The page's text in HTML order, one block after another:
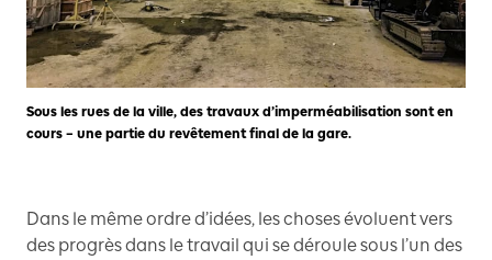
Sous les rues de la ville, des travaux d’imperméabilisation sont en
cours – une partie du revêtement final de la gare.
Dans le même ordre d’idées, les choses évoluent vers
des progrès dans le travail qui se déroule sous l’un des